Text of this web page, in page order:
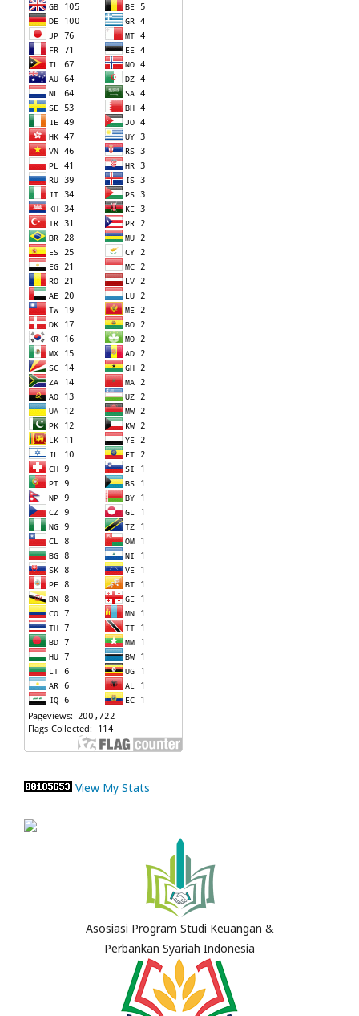
View My Stats
Asosiasi Program Studi Keuangan &
Perbankan Syariah Indonesia